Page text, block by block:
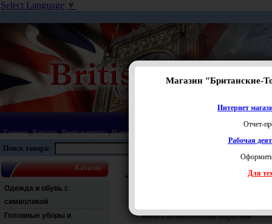
Select Language ▼
Главная|Каталог|Ваши вопросы|Новинки
Поиск товара:
Каталог
Одежда и обувь с
символикой
Головные уборы и
Зонты
Зонты с автоматическим открытием
Магазин "Британские-
Интернет
Отчет-
Рабочая
Для